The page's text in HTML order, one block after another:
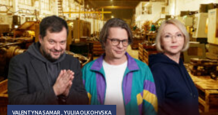
VALENTYNA SAMAR YULIIA OLKOHVSKA